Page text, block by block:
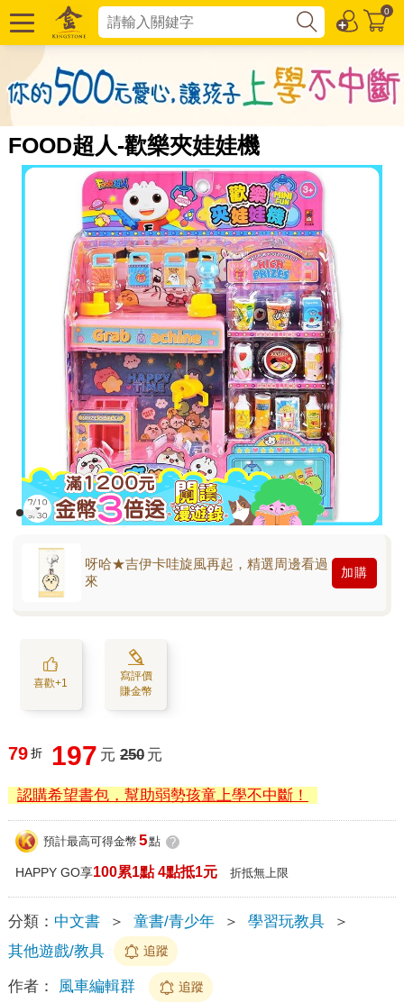
0
FOOD超人-歡樂夾娃娃機
呀哈★吉伊卡哇旋風再起，精選周邊看過
來
加購
喜歡+1
寫評價
賺金幣
79 折 197 元 250 元
認購希望書包，幫助弱勢孩童上學不中斷！
預計最高可得金幣 5點 ?
HAPPY GO享100累1點 4點抵1元 折抵無上限
分類： 中文書 ＞ 童書/青少年 ＞ 學習玩教具
＞
其他遊戲/教具
追蹤
作者： 風車編輯群 追蹤